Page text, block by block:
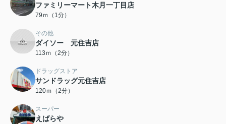
ファミリーマート木月一丁目店
79ｍ（1分）
その他
ダイソー 元住吉店
113ｍ（2分）
ドラッグストア
サンドラッグ元住吉店
120ｍ（2分）
スーパー
えばらや